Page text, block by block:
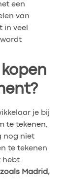
een
van
in veel
je bij
te tekenen,
nog niet
te tekenen
Madrid,